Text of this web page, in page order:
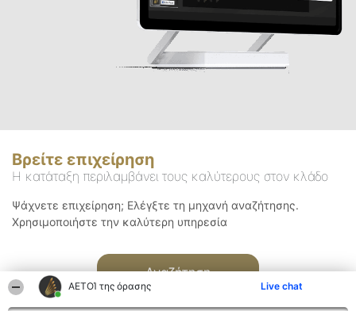
ΑΕΤΟΊ της όρασης Live chat
Βρείτε επιχείρηση
Η κατάταξη περιλαμβάνει τους καλύτερους στον κλάδο
Ψάχνετε επιχείρηση; Ελέγξτε τη μηχανή αναζήτησης.
Χρησιμοποιήστε την καλύτερη υπηρεσία
Αναζήτηση